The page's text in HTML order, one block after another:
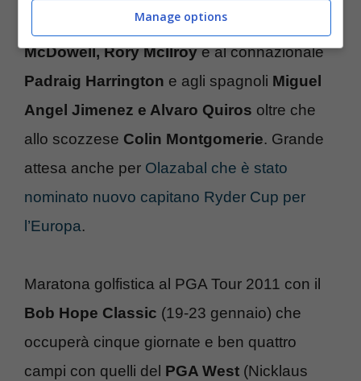
Occhio ai due nord irlandesiGraeme
McDowell, Rory McIlroye al connazionale
Padraig Harrington e agli spagnoli Miguel
Angel Jimenez e Alvaro Quiros oltre che
allo scozzese Colin Montgomerie. Grande
attesa anche per Olazabal che è stato
nominato nuovo capitano Ryder Cup per
l’Europa.
Maratona golfistica al PGA Tour 2011 con il
Bob Hope Classic (19-23 gennaio) che
occuperà cinque giornate e ben quattro
campi con quelli del PGA West (Nicklaus
Manage options